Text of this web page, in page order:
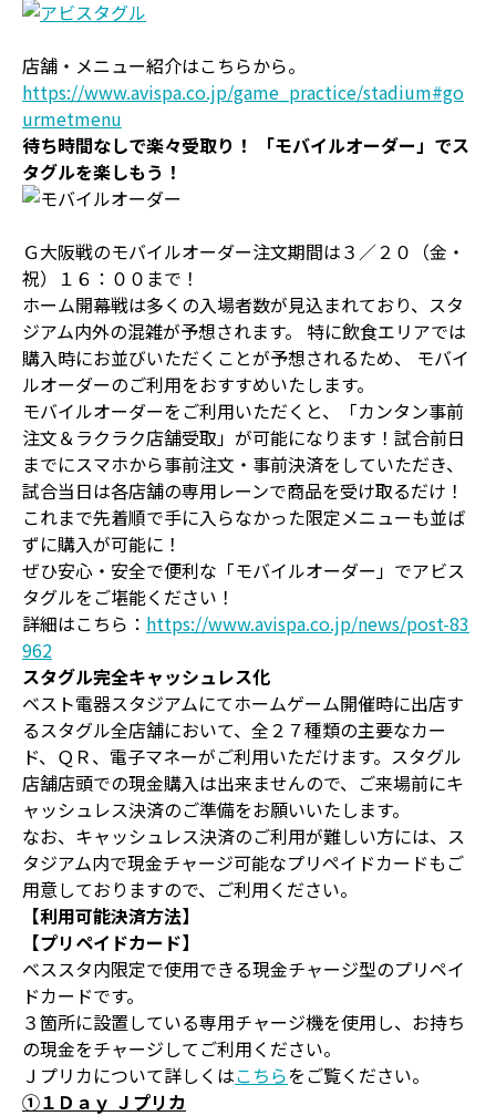
店舗・メニュー紹介はこちらから。
https://www.avispa.co.jp/game_practice/stadium#go
urmetmenu
待ち時間なしで楽々受取り！ 「モバイルオーダー」でス
タグルを楽しもう！
Ｇ大阪戦のモバイルオーダー注文期間は３／２０（金・
祝）１６：００まで！
ホーム開幕戦は多くの入場者数が見込まれており、スタ
ジアム内外の混雑が予想されます。 特に飲食エリアでは
購入時にお並びいただくことが予想されるため、 モバイ
ルオーダーのご利用をおすすめいたします。
モバイルオーダーをご利用いただくと、「カンタン事前
注文＆ラクラク店舗受取」が可能になります！試合前日
までにスマホから事前注文・事前決済をしていただき、
試合当日は各店舗の専用レーンで商品を受け取るだけ！
これまで先着順で手に入らなかった限定メニューも並ば
ずに購入が可能に！
ぜひ安心・安全で便利な「モバイルオーダー」でアビス
タグルをご堪能ください！
詳細はこちら： https://www.avispa.co.jp/news/post-83
962
スタグル完全キャッシュレス化
ベスト電器スタジアムにてホームゲーム開催時に出店す
るスタグル全店舗において、全２７種類の主要なカー
ド、ＱＲ、電子マネーがご利用いただけます。スタグル
店舗店頭での現金購入は出来ませんので、ご来場前にキ
ャッシュレス決済のご準備をお願いいたします。
なお、キャッシュレス決済のご利用が難しい方には、ス
タジアム内で現金チャージ可能なプリペイドカードもご
用意しておりますので、ご利用ください。
【利用可能決済方法】
【プリペイドカード】
ベススタ内限定で使用できる現金チャージ型のプリペイ
ドカードです。
３箇所に設置している専用チャージ機を使用し、お持ち
の現金をチャージしてご利用ください。
Ｊプリカについて詳しくはこちらをご覧ください。
①１Ｄａｙ Ｊプリカ